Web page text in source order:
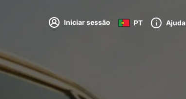
Iniciar sessão PT Ajuda